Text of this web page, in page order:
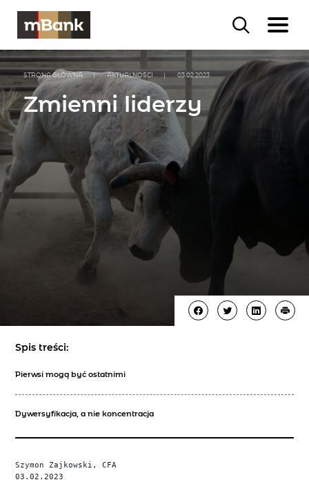
STRONA GŁÓWNA | AKTUALNOŚCI | 03.02.2023
Zmienni liderzy
Szymon Zajkowski, CFA
03.02.2023
Spis treści:
Pierwsi mogą być ostatnimi
Dywersyfikacja, a nie koncentracja